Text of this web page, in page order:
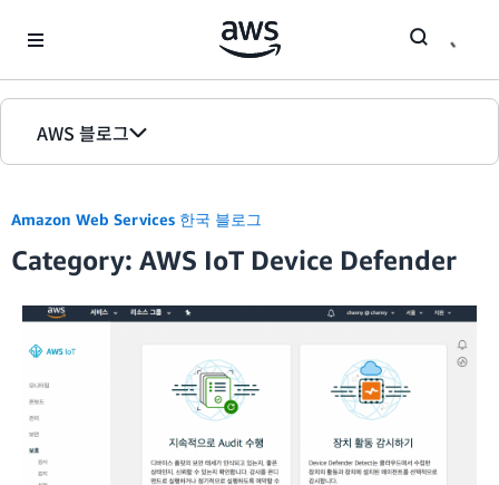
AWS 블로그
에디션
Amazon Web Services 한국 블로그
Category: AWS IoT Device Defender